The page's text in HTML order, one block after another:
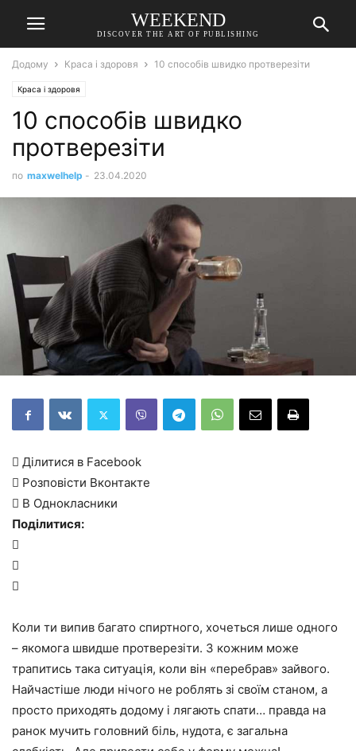
WEEKEND
DISCOVER THE ART OF PUBLISHING
Додому Краса і здоровя 10 способів швидко протверезіти
Краса і здоровя
10 способів швидко
протверезіти
по maxwelhelp - 23.04.2020
 Ділитися в Facebook
 Розповісти Вконтакте
 В Однокласники
Поділитися:



Коли ти випив багато спиртного, хочеться лише одного
– якомога швидше протверезіти. З кожним може
трапитись така ситуація, коли він «перебрав» зайвого.
Найчастіше люди нічого не роблять зі своїм станом, а
просто приходять додому і лягають спати… правда на
ранок мучить головний біль, нудота, є загальна